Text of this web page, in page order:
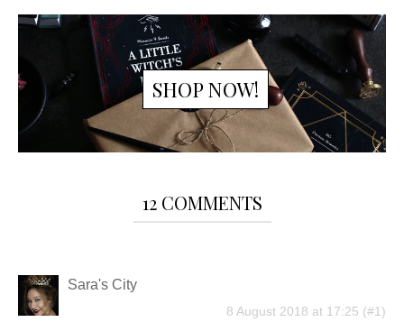
SHOP NOW!
12 COMMENTS
Sara's City
8 August 2018 at 17:25